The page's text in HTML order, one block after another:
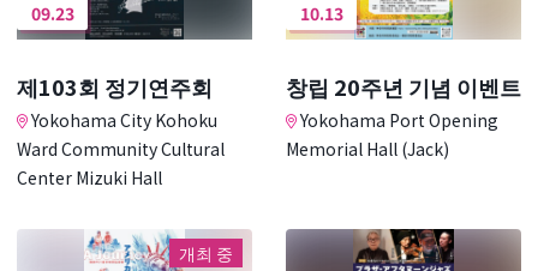
09.23
제103회 정기연주회
Yokohama City Kohoku
Ward Community Cultural
Center Mizuki Hall
10.13
창립 20주년 기념 이벤트
Yokohama Port Opening
Memorial Hall (Jack)
개최 중